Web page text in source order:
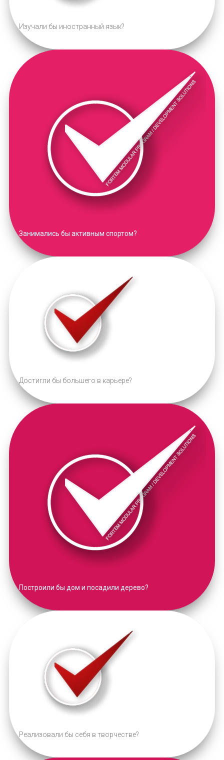
Изучали бы иностранный язык?
Занимались бы активным спортом?
Достигли бы большего в карьере?
Построили бы дом и посадили дерево?
Реализовали бы себя в творчестве?